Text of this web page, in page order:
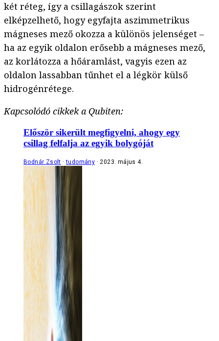
két réteg, így a csillagászok szerint
elképzelhető, hogy egyfajta aszimmetrikus
mágneses mező okozza a különös jelenséget –
ha az egyik oldalon erősebb a mágneses mező,
az korlátozza a hőáramlást, vagyis ezen az
oldalon lassabban tűnhet el a légkör külső
hidrogénrétege.
Kapcsolódó cikkek a Qubiten:
Először sikerült megfigyelni, ahogy egy
csillag felfalja az egyik bolygóját
Bodnár Zsolt tudomány 2023. május 4.